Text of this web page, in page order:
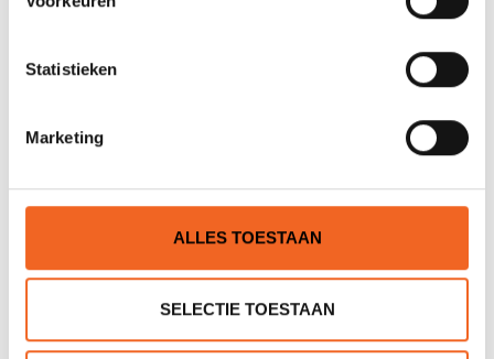
Statistieken
Marketing
ALLES TOESTAAN
SELECTIE TOESTAAN
GERELATEERDE PRODUCTEN